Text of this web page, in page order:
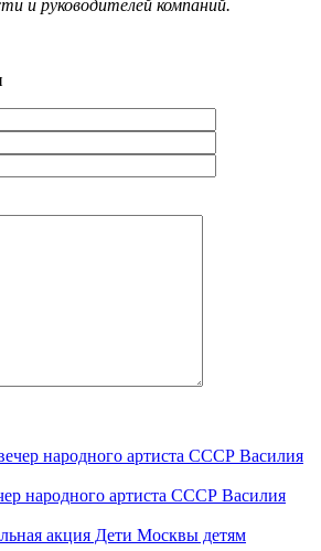
и руководителей компаний.
народного артиста СССР Василия